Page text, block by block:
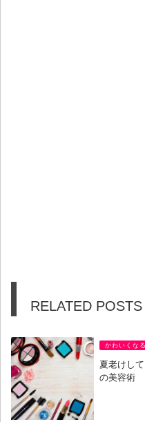
RELATED POSTS
かわいくなる
夏老けし
の美容術